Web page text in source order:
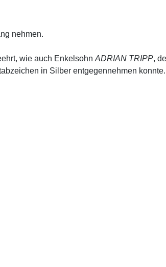
nehmen.
wie auch Enkelsohn ADRIAN TRIPP,
in Silber entgegennehmen konnte.